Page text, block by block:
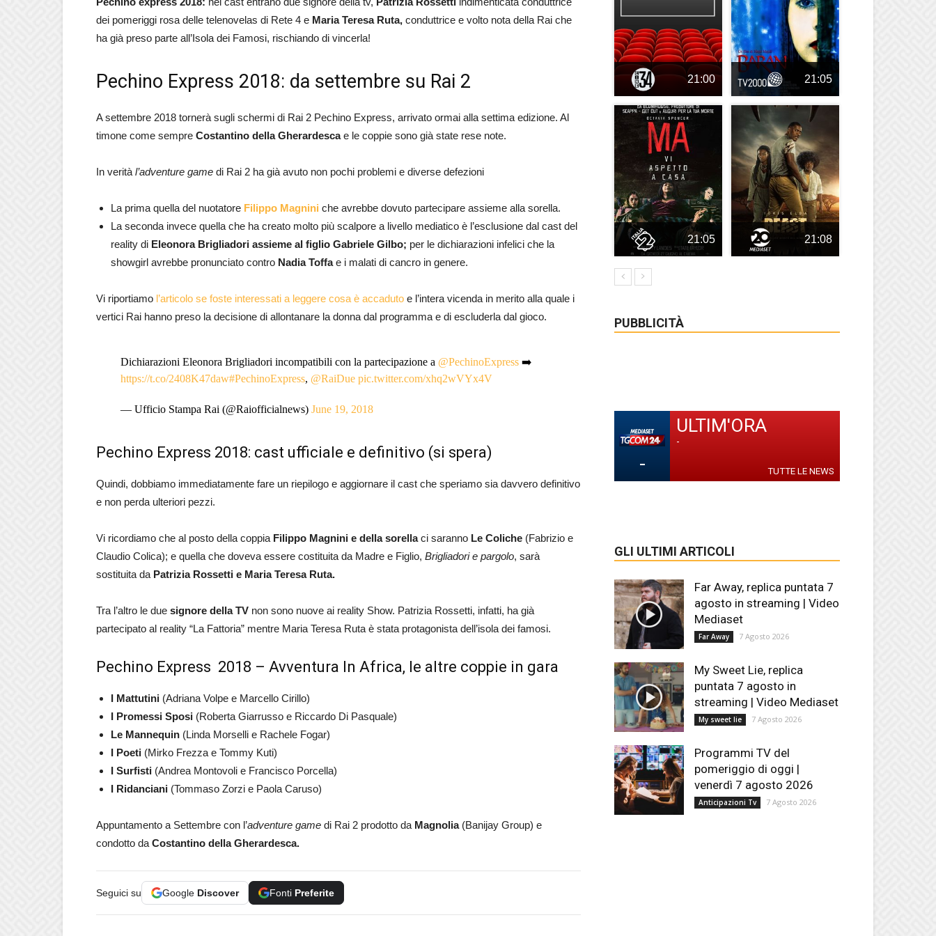
dei pomeriggi rosa delle telenovelas di Rete 4 e Maria Teresa Ruta, conduttrice e volto nota della Rai che
ha già preso parte all’Isola dei Famosi, rischiando di vincerla!
Pechino Express 2018: da settembre su Rai 2
A settembre 2018 tornerà sugli schermi di Rai 2 Pechino Express, arrivato ormai alla settima edizione. Al
timone come sempre Costantino della Gherardescae le coppie sono già state rese note.
In verità l’adventure game di Rai 2 ha già avuto non pochi problemi e diverse defezioni
La prima quella del nuotatore Filippo Magnini che avrebbe dovuto partecipare assieme alla sorella.
La seconda invece quella che ha creato molto più scalpore a livello mediatico è l’esclusione dal cast del
reality di Eleonora Brigliadori assieme al figlio Gabriele Gilbo; per le dichiarazioni infelici che la
showgirl avrebbe pronunciato contro Nadia Toffae i malati di cancro in genere.
Vi riportiamo l’articolo se foste interessati a leggere cosa è accaduto e l’intera vicenda in merito alla quale i
vertici Rai hanno preso la decisione di allontanare la donna dal programma e di escluderla dal gioco.
Dichiarazioni Eleonora Brigliadori incompatibili con la partecipazione a @PechinoExpress➡️
https://t.co/2408K47daw#PechinoExpress, @RaiDue pic.twitter.com/xhq2wVYx4V
— Ufficio Stampa Rai (@Raiofficialnews) June 19, 2018
Pechino Express 2018: cast ufficiale e definitivo (si spera)
Quindi, dobbiamo immediatamente fare un riepilogo e aggiornare il cast che speriamo sia davvero definitivo
e non perda ulteriori pezzi.
Vi ricordiamo che al posto della coppia Filippo Magnini e della sorellaci saranno Le Coliche (Fabrizio e
Claudio Colica); e quella che doveva essere costituita da Madre e Figlio, Brigliadori e pargolo, sarà
sostituita da Patrizia Rossetti e Maria Teresa Ruta.
Tra l’altro le due signore della TV non sono nuove ai reality Show. Patrizia Rossetti, infatti, ha già
partecipato al reality “La Fattoria” mentre Maria Teresa Ruta è stata protagonista dell’isola dei famosi.
Pechino Express 2018 – Avventura In Africa, le altre coppie in gara
I Mattutini (Adriana Volpe e Marcello Cirillo)
I Promessi Sposi (Roberta Giarrusso e Riccardo Di Pasquale)
Le Mannequin (Linda Morselli e Rachele Fogar)
I Poeti (Mirko Frezza e Tommy Kuti)
I Surfisti (Andrea Montovoli e Francisco Porcella)
I Ridanciani (Tommaso Zorzi e Paola Caruso)
Appuntamento a Settembre con l’adventure game di Rai 2 prodotto da Magnolia(Banijay Group) e
condotto da Costantino della Gherardesca.
Seguici su Google Discover Fonti Preferite
21:00 21:05
21:05 21:08
PUBBLICITÀ
-
ULTIM'ORA
-
TUTTE LE NEWS
GLI ULTIMI ARTICOLI
Far Away, replica puntata 7
agosto in streaming | Video
Mediaset
Far Away 7 Agosto 2026
My Sweet Lie, replica
puntata 7 agosto in
streaming | Video Mediaset
My sweet lie 7 Agosto 2026
Programmi TV del
pomeriggio di oggi |
venerdì 7 agosto 2026
Anticipazioni Tv 7 Agosto 2026